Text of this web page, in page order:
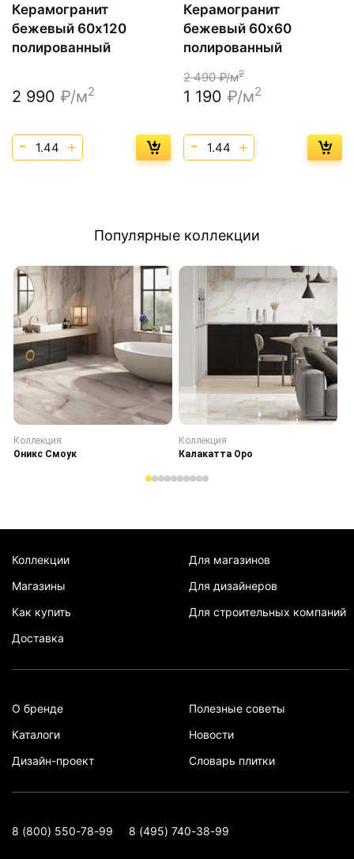
Керамогранит
бежевый 60х120
полированный
2 990 ₽/м2
Керамогранит
бежевый 60х60
полированный
2 490₽/м2
1 190 ₽/м2
Популярные коллекции
Коллекция
Оникс Смоук
Коллекция
Калакатта Оро
Коллекции
Магазины
Как купить
Доставка
Для магазинов
Для дизайнеров
Для строительных компаний
О бренде
Каталоги
Дизайн-проект
Полезные советы
Новости
Словарь плитки
8 (800) 550-78-99 8 (495) 740-38-99